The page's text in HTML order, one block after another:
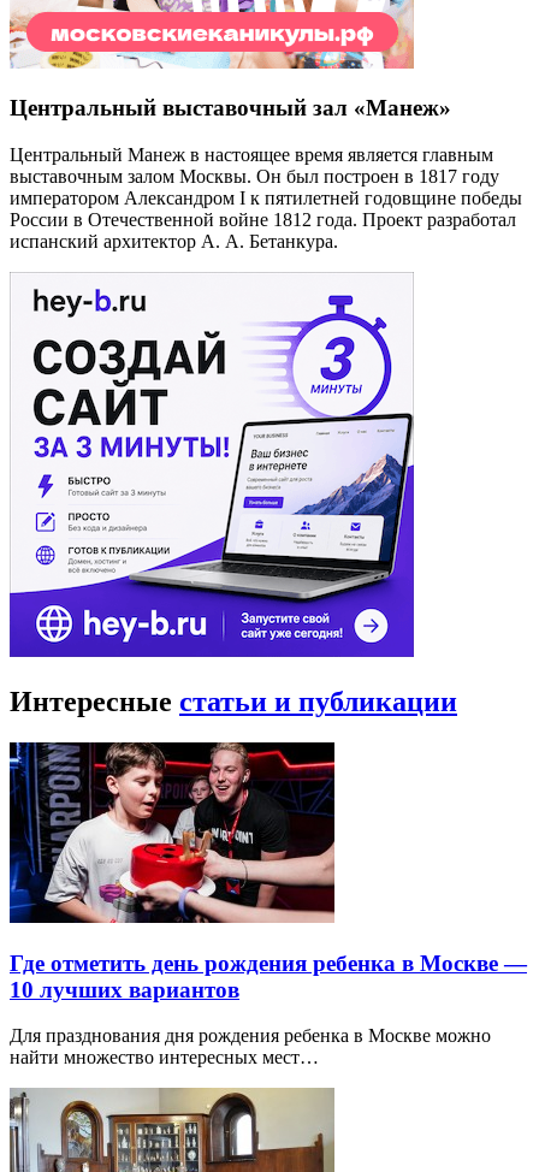
Центральный выставочный зал «Манеж»
Центральный Манеж в настоящее время является главным
выставочным залом Москвы. Он был построен в 1817 году
императором Александром I к пятилетней годовщине победы
России в Отечественной войне 1812 года. Проект разработал
испанский архитектор А. А. Бетанкура.
Интересные статьи и публикации
Где отметить день рождения ребенка в Москве —
10 лучших вариантов
Для празднования дня рождения ребенка в Москве можно
найти множество интересных мест…